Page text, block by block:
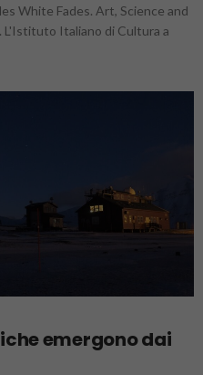
White Fades. Art, Science and
L'Istituto Italiano di Cultura a
emergono dai